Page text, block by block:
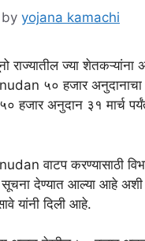
by yojana kamachi
राज्यातील ज्या शेतकऱ्यांना
५० हजार अनुदानाचा
हजार अनुदान ३१ मार्च
वाटप करण्यासाठी
देण्यात आल्या आहे अशी
यांनी दिली आहे.